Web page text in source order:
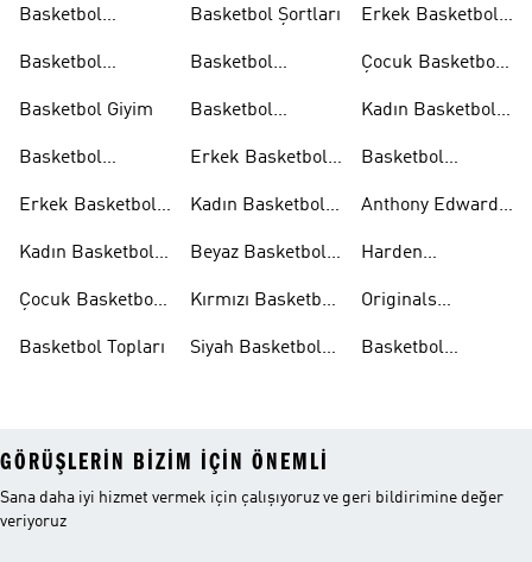
Basketbol
Basketbol
Basketbol Giyim
Basketbol
Erkek Basketbol
Kadın Basketbol
Çocuk Basketbol
Basketbol Topları
Basketbol Şortları
Basketbol
Basketbol
Erkek Basketbol
Kadın Basketbol
Beyaz Basketbol
Kırmızı Basketbol
Siyah Basketbol
Erkek Basketbol
Çocuk Basketbol
Kadın Basketbol
Basketbol
Takımları
Anthony Edwards
Harden
Originals
Ayakkabıları
Basketbol
GÖRÜŞLERIN BIZIM IÇIN ÖNEMLI
Sana daha iyi hizmet vermek için çalışıyoruz ve geri bildirimine değer
veriyoruz